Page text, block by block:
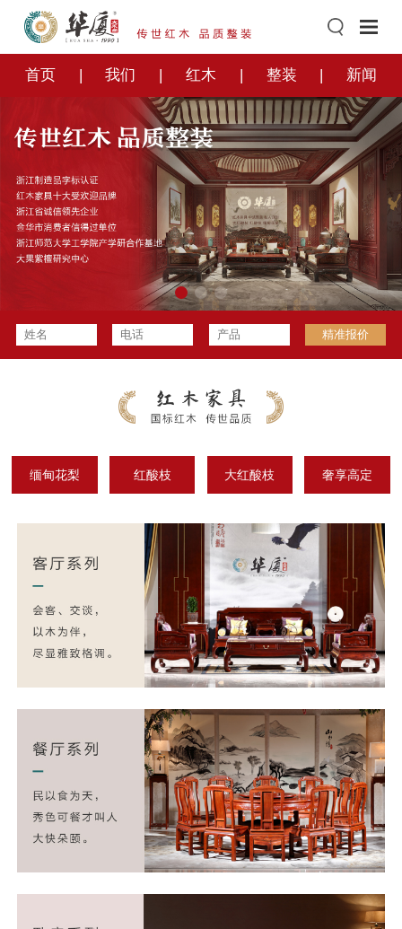
首页 我们 红木 整装 新闻
缅甸花梨 红酸枝 大红酸枝 奢享高定